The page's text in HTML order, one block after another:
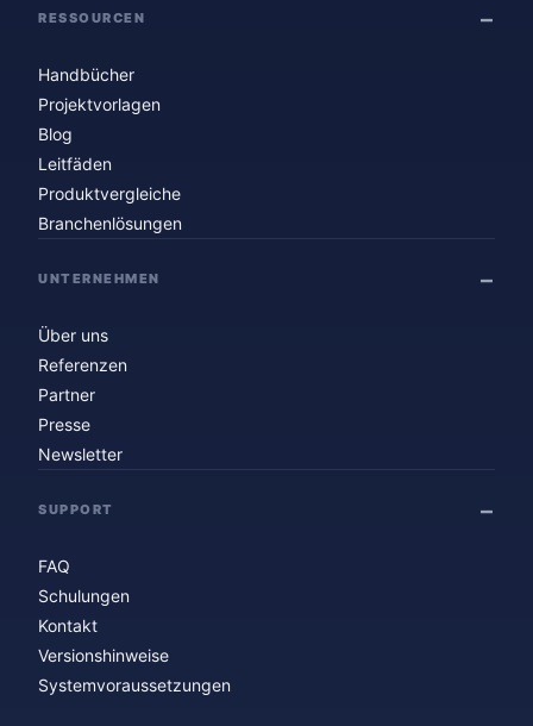
RESSOURCEN
Handbücher
Projektvorlagen
Blog
Leitfäden
Produktvergleiche
Branchenlösungen
UNTERNEHMEN
Über uns
Referenzen
Partner
Presse
Newsletter
SUPPORT
FAQ
Schulungen
Kontakt
Versionshinweise
Systemvoraussetzungen